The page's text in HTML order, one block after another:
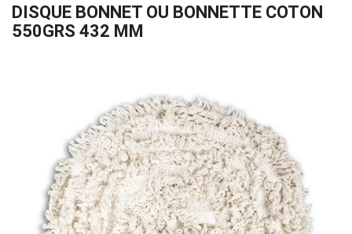
DISQUE BONNET OU BONNETTE COTON
550GRS 432 MM